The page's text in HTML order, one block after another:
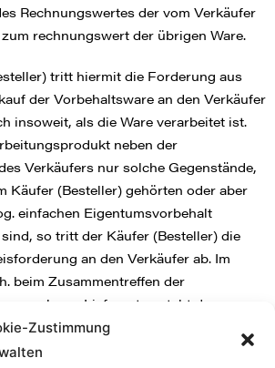
Zustimmung
Rechnungswertes der vom Verkäufer
rechnungswert der übrigen Ware.
tritt hiermit die Forderung aus
der Vorbehaltsware an den Verkäufer
insoweit, als die Ware verarbeitet ist.
neben der
Verkäufers nur solche Gegenstände,
Käufer (Besteller) gehörten oder aber
einfachen Eigentumsvorbehalt
so tritt der Käufer (Besteller) die
an den Verkäufer ab. Im
beim Zusammentreffen der
mehrere Lieferanten steht dem
der Forderung zu, entsprechend
Rechnungswertes seiner